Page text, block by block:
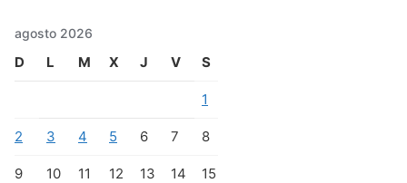
agosto 2026
D L M X J V S
1
2 3 4 5 6 7 8
9 10 11 12 13 14 15